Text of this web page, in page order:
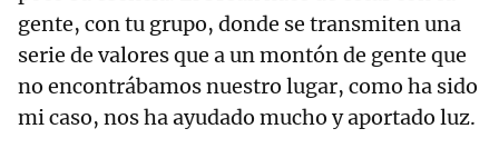
gente, con tu grupo, donde se transmiten una
serie de valores que a un montón de gente que
no encontrábamos nuestro lugar, como ha sido
mi caso, nos ha ayudado mucho y aportado luz.